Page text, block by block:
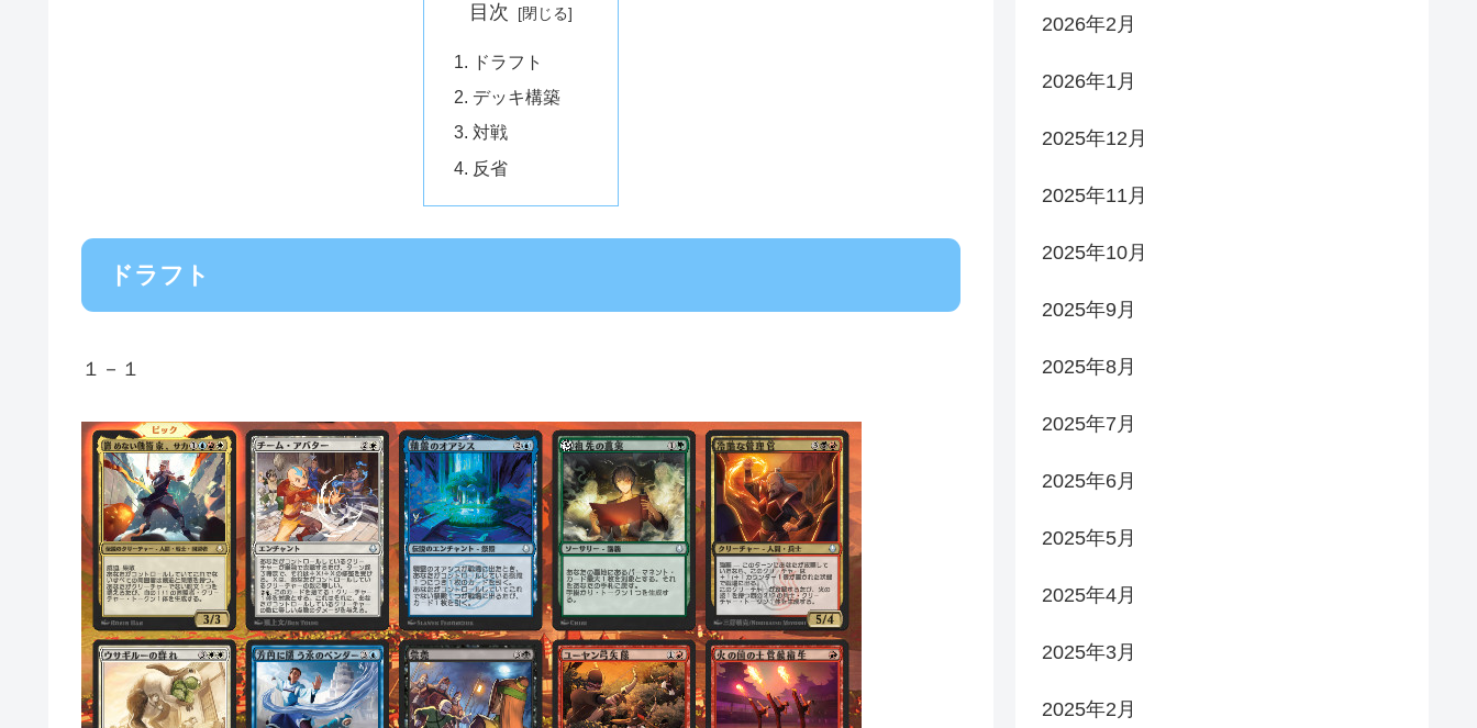
目次
ドラフト
デッキ構築
対戦
反省
ドラフト
１－１
2026年2月
2026年1月
2025年12月
2025年11月
2025年10月
2025年9月
2025年8月
2025年7月
2025年6月
2025年5月
2025年4月
2025年3月
2025年2月